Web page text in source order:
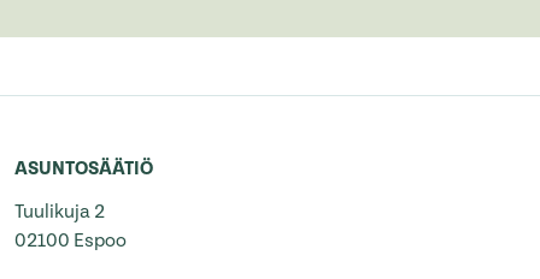
ASUNTOSÄÄTIÖ
Tuulikuja 2
02100 Espoo